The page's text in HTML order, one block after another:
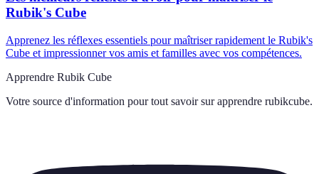
Rubik's Cube
Apprenez les réflexes essentiels pour maîtriser rapidement le Rubik's
Cube et impressionner vos amis et familles avec vos compétences.
Apprendre Rubik Cube
Votre source d'information pour tout savoir sur apprendre rubikcube.